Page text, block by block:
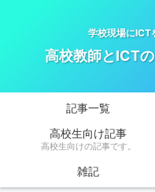
学校現場にICT
高校教師とICT
記事一覧
高校生向け記事
高校生向けの記事です。
雑記